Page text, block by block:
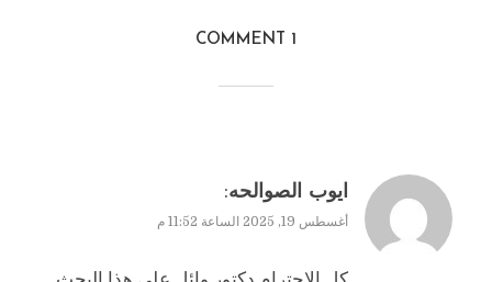
1 COMMENT
ايوب الصوالحه:
أغسطس 19, 2025 الساعة 11:52 م